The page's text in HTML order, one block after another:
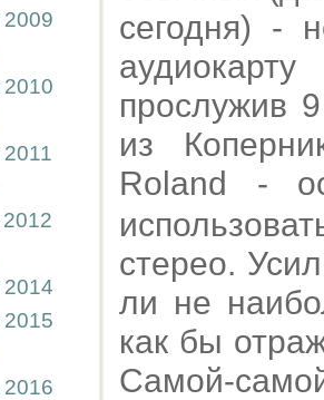
2009
2010
2011
2012
2014
2015
2016
сегодня) -
прослужив
из
Roland -
стерео.
ли не
как бы
Самой-